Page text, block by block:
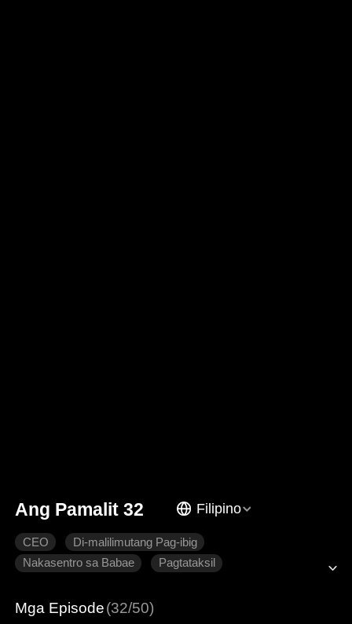
Ang Pamalit 32 Filipino
CEO
Di-malilimutang Pag-ibig
Nakasentro sa Babae
Pagtataksil
Mga Episode(32/50)